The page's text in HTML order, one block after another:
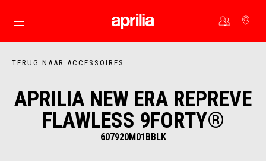
Ga naar de hoofdcontent
TERUG NAAR ACCESSOIRES
APRILIA NEW ERA REPREVE
FLAWLESS 9FORTY®
607920M01BBLK